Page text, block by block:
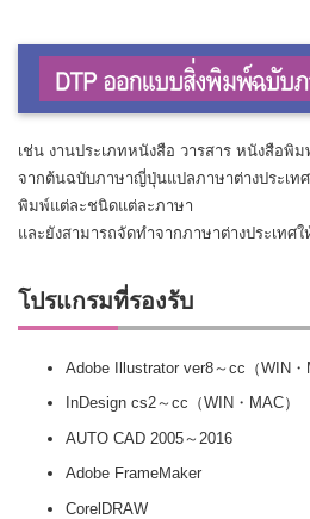
เช่น งานประเภทหนังสือ วารสาร หนังสือพิ
จากต้นฉบับภาษาญี่ปุ่นแปลภาษาต่างประเท
พิมพ์แต่ละชนิดแต่ละภาษา
และยังสามารถจัดทำจากภาษาต่างประเทศ
โปรแกรมที่รองรับ
Adobe Illustrator ver8～cc（WIN・
InDesign cs2～cc（WIN・MAC）
AUTO CAD 2005～2016
Adobe FrameMaker
CorelDRAW